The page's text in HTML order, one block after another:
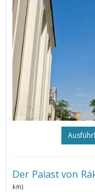
Der Palast von
km)